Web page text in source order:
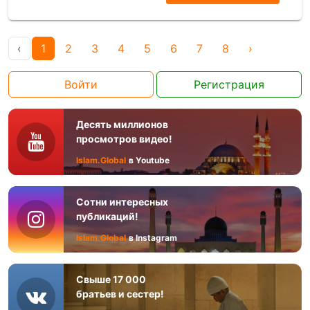
‹ 1 2 3 4 5 6 7 8 ›
Войти Регистрация
Десять миллионов
просмотров видео!
Islam.Global в Youtube
Сотни интересных
публикаций!
Islam.Global в Instagram
Свыше 17 000
братьев и сестер!